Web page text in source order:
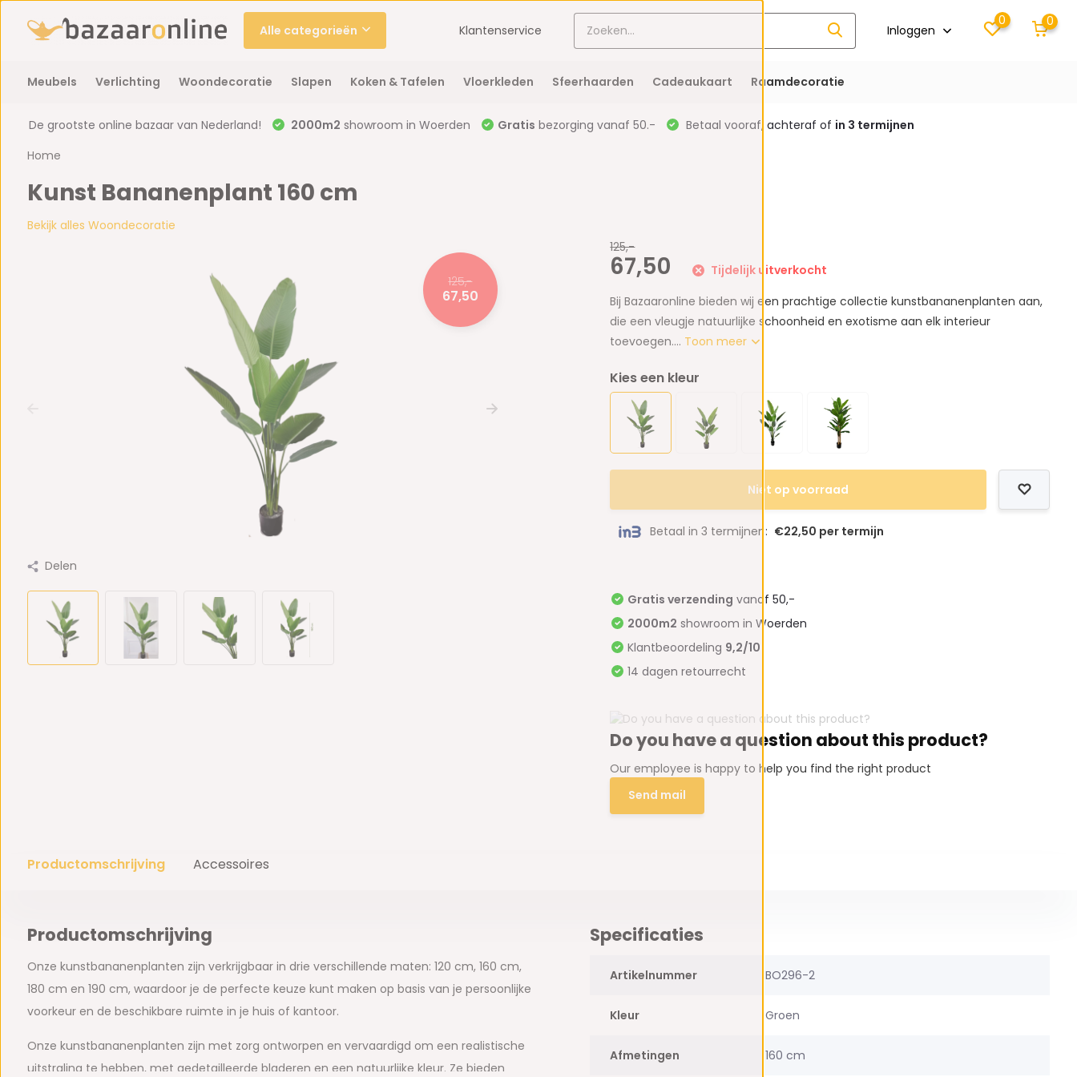
Alle categorieën Klantenservice Inloggen
0 0
Meubels Verlichting Woondecoratie Slapen Koken & Tafelen Vloerkleden Sfeerhaarden Cadeaukaart Raamdecoratie
De grootste online bazaar van Nederland! 2000m2 showroom in Woerden Gratis bezorging vanaf 50.- Betaal vooraf, achteraf of in 3 termijnen
Home
Kunst Bananenplant 160 cm
Bekijk alles Woondecoratie
125,-
67,50
Delen
125,-
67,50
Tijdelijk uitverkocht
Bij Bazaaronline bieden wij een prachtige collectie kunstbananenplanten aan,
die een vleugje natuurlijke schoonheid en exotisme aan elk interieur
toevoegen.... Toon meer
Kies een kleur
Niet op voorraad
Betaal in 3 termijnen: €22,50 per termijn
Gratis verzending vanaf 50,-
2000m2 showroom in Woerden
Klantbeoordeling 9,2/10
14 dagen retourrecht
Do you have a question about this product?
Our employee is happy to help you find the right product
Send mail
Productomschrijving Accessoires
Productomschrijving
Onze kunstbananenplanten zijn verkrijgbaar in drie verschillende maten: 120 cm, 160 cm,
180 cm en 190 cm, waardoor je de perfecte keuze kunt maken op basis van je persoonlijke
voorkeur en de beschikbare ruimte in je huis of kantoor.
Onze kunstbananenplanten zijn met zorg ontworpen en vervaardigd om een realistische
uitstraling te hebben, met gedetailleerde bladeren en een natuurlijke kleur. Ze bieden
Specificaties
Artikelnummer BO296-2
Kleur Groen
Afmetingen 160 cm